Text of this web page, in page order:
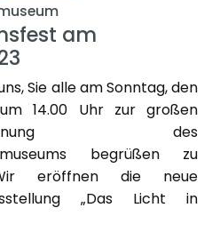
am
Sie alle am Sonntag, den
um 14.00 Uhr zur großen
des
begrüßen zu
eröffnen die neue
„Das Licht in